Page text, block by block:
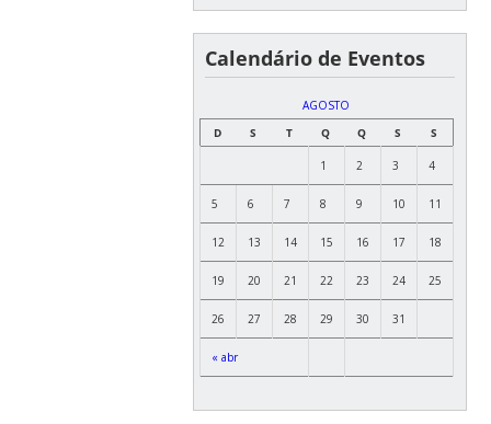
Calendário de Eventos
AGOSTO
D
S T Q Q S S
« abr
1 2 3 4
5 6 7 8 9 10 11
12 13 14 15 16 17 18
19 20 21 22 23 24 25
26 27 28 29 30 31